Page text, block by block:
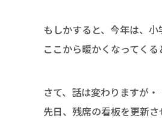
もしかすると、今年は、
ここから暖かくなってくる
さて、話は変わりますが・
先日、残席の看板を更新